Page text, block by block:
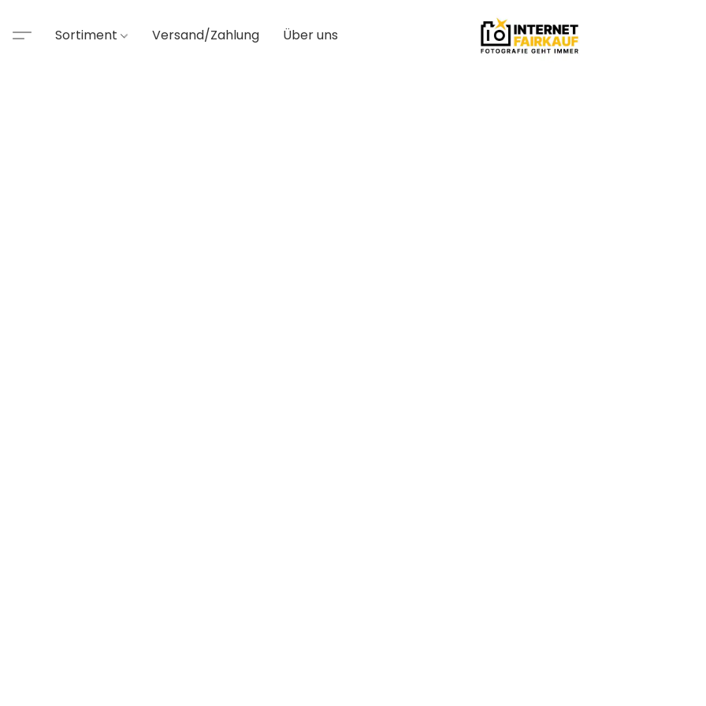
Sortiment Versand/Zahlung Über uns